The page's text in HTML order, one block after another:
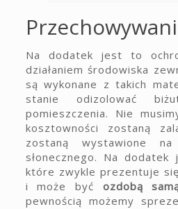
Na dodatek jest to
działaniem środowiska
są wykonane z takich
stanie odizolować
pomieszczenia. Nie
kosztowności zostaną
zostaną wystawione na
słonecznego. Na
które zwykle prezentuje
i może być ozdobą
pewnością możemy